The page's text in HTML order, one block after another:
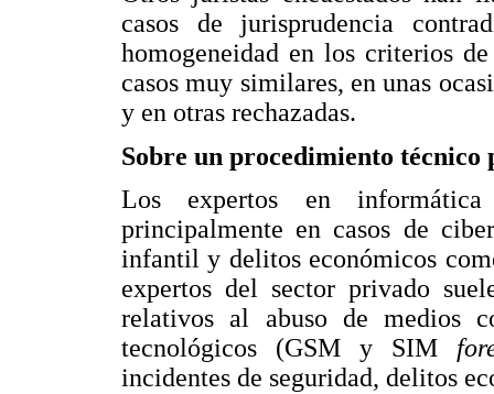
casos de jurisprudencia
homogeneidad en los criterios
casos muy similares, en unas
y en otras rechazadas.
Sobre un procedimiento técnico
Los expertos en
principalmente en casos de
infantil y delitos económicos
expertos del sector privado
relativos al abuso de medios
tecnológicos (GSM y SIM
incidentes de seguridad, delitos